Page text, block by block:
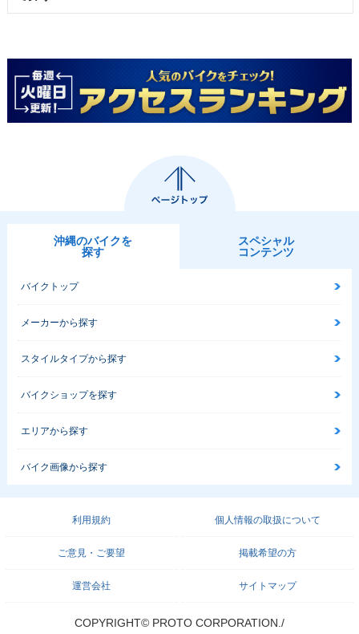
沖縄のバイクを
探す
スペシャル
コンテンツ
バイクトップ
メーカーから探す
スタイルタイプから探す
バイクショップを探す
エリアから探す
バイク画像から探す
利用規約 個人情報の取扱について
ご意見・ご要望 掲載希望の方
運営会社 サイトマップ
COPYRIGHT© PROTO CORPORATION./